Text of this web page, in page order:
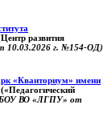
развития
г. №154-ОД)
«Кванториум» имени
ВО «ЛГПУ» от